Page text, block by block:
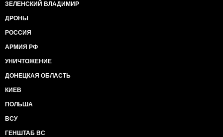
ЗЕЛЕНСКИЙ ВЛАДИМИР
ДРОНЫ
РОССИЯ
АРМИЯ РФ
УНИЧТОЖЕНИЕ
ДОНЕЦКАЯ ОБЛАСТЬ
КИЕВ
ПОЛЬША
ВСУ
ГЕНШТАБ ВС